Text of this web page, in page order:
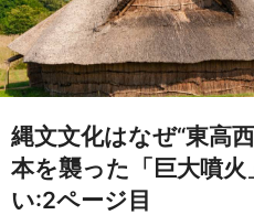
縄文文化はなぜ“東高
本を襲った「巨大噴
い:2ページ目